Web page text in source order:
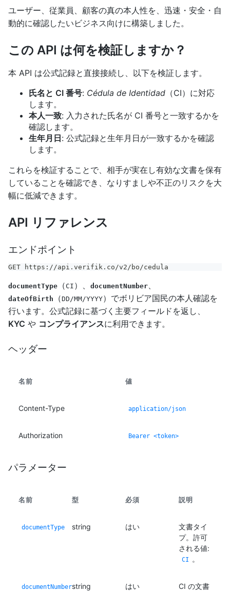
ユーザー、従業員、顧客の真の本人性を、迅速・安全・自
動的に確認したいビジネス向けに構築しました。
この API は何を検証しますか？
本 API は公式記録と直接接続し、以下を検証します。
氏名と CI 番号: Cédula de Identidad （CI）に対応
します。
本人一致: 入力された氏名が CI 番号と一致するかを
確認します。
生年月日: 公式記録と生年月日が一致するかを確認
します。
これらを検証することで、相手が実在し有効な文書を保有
していることを確認でき、なりすましや不正のリスクを大
幅に低減できます。
API リファレンス
エンドポイント
GET https://api.verifik.co/v2/bo/cedula
documentType （ CI ）、 documentNumber、
dateOfBirth （DD/MM/YYYY）でボリビア国民の本人確認を
行います。公式記録に基づく主要フィールドを返し、
KYC や コンプライアンスに利用できます。
ヘッダー
名前 値
Content-Type application/json
Authorization Bearer <token>
パラメーター
名前 型 必須 説明
documentType string はい
文書タイ
プ。許可
される値:
CI 。
documentNumberstring はい
CI の文書